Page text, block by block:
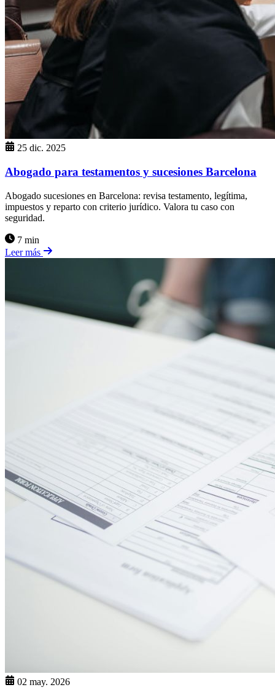
25 dic. 2025
Abogado para testamentos y sucesiones Barcelona
Abogado sucesiones en Barcelona: revisa testamento, legítima,
impuestos y reparto con criterio jurídico. Valora tu caso con
seguridad.
7 min
Leer más
02 may. 2026